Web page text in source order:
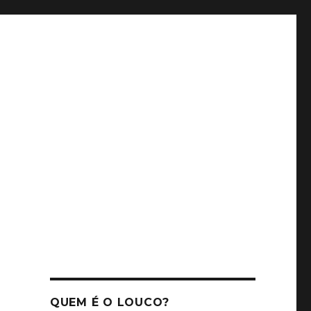
QUEM É O LOUCO?